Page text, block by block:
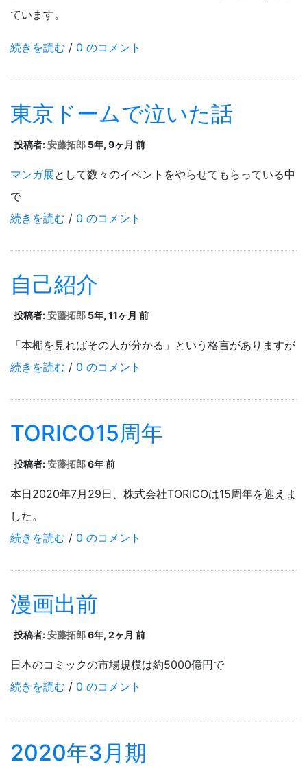
ています。
続きを読む / 0 のコメント
東京ドームで泣いた話
投稿者:安藤拓郎 5年, 9ヶ月 前
マンガ展として数々のイベントをやらせてもらっている中
で
続きを読む / 0 のコメント
自己紹介
投稿者:安藤拓郎 5年, 11ヶ月 前
「本棚を見ればその人が分かる」という格言がありますが
続きを読む / 0 のコメント
TORICO15周年
投稿者:安藤拓郎6年 前
本日2020年7月29日、株式会社TORICOは15周年を迎えま
した。
続きを読む / 0 のコメント
漫画出前
投稿者:安藤拓郎6年, 2ヶ月 前
日本のコミックの市場規模は約5000億円で
続きを読む / 0 のコメント
2020年3月期